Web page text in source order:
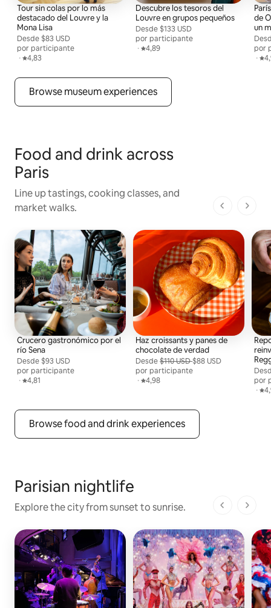
Tour sin colas por lo más
destacado del Louvre y la
Mona Lisa
Desde $83 USD
por participante
Desde $83 USD por persona
·Calificación promedio: 4,83 de 5
4,83
Descubre los tesoros del
Louvre en grupos pequeños
Desde $133 USD
por participante
Desde $133 USD por persona
·Calificación promedio: 4,89 de 5
4,89
de
un
por
·
Browse museum experiences
Food and drink across
Paris
Line up tastings, cooking classes, and
market walks.
1 de 1
Crucero gastronómico por el
río Sena
Desde $93 USD
por participante
Desde $93 USD por persona
·Calificación promedio: 4,81 de 5
4,81
Haz croissants y panes de
chocolate de verdad
Desde$110 USD$88 USD
por participante
Desde $88 USD por participante,
·Calificación promedio: 4,98 de 5
4,98
por
·
Browse food and drink experiences
Parisian nightlife
Explore the city from sunset to sunrise. 1 de 1